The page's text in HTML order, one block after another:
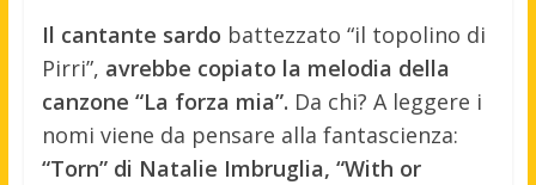
Il cantante sardo battezzato “il topolino di
Pirri”, avrebbe copiato la melodia della
canzone “La forza mia”. Da chi? A leggere i
nomi viene da pensare alla fantascienza:
“Torn” di Natalie Imbruglia, “With or